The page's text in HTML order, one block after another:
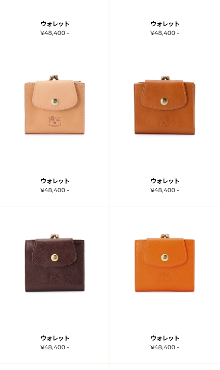
ウォレット
¥48,400 -
ウォレット
¥48,400 -
ウォレット
¥48,400 -
ウォレット
¥48,400 -
ウォレット
¥48,400 -
ウォレット
¥48,400 -